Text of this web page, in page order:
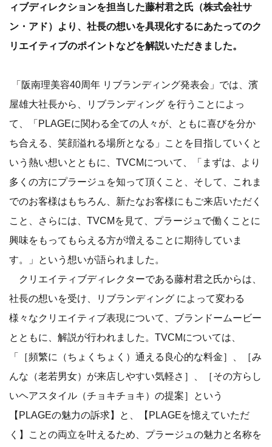
ィブディレクションを担当した藤村君之氏（株式会社サ
ン・アド）より、社長の想いを具現化するにあたってのク
リエイティブのポイントなどを解説いただきました。
「阪南理美容40周年 リブランディング発表会」では、濱
屋雄大社長から、リブランディング を行うことによっ
て、「PLAGEに関わる全ての人々が、ともに喜びを分か
ち合える、笑顔溢れる場所となる」ことを目指していくと
いう熱い想いとともに、TVCMについて、「まずは、より
多くの方にプラージュを知って頂くこと、そして、これま
でのお客様はもちろん、新たなお客様にもご来店いただく
こと、さらには、TVCMを見て、プラージュで働くことに
興味をもってもらえる方が増えることに期待していま
す。」という想いが語られました。
クリエイティブディレクターである藤村君之氏からは、
社長の想いを受け、リブランディング によって変わる
様々なクリエイティブ表現について、ブランドームービー
とともに、解説が行われました。TVCMについては、
「［頻繁に（ちょくちょく）通える良心的な料金］、［み
んな（老若男女）が来店しやすい気軽さ］、［その方らし
いヘアスタイル（チョキチョキ）の提案］という
【PLAGEの魅力の訴求】と、【PLAGEを憶えていただ
く】ことの両立を叶えるため、プラージュの魅力と名称を